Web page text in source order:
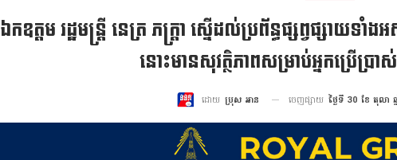
ឯកឧត្តម រដ្ឋមន្ត្រី នេត្រ ភក្ត្រា ស្នើដល់ប្រព័ន្ធផ្សព្វផ្សា
នោះមានសុវត្ថិភាពសម្រាប់អ្នកប្រើប្រ
ដោយ ប្រុស អាន ចេញផ្សាយ ថ្ងៃទី 30 ខែ តុលា